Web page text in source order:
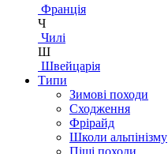
Франція
Ч
Чилі
Ш
Швейцарія
Типи
Зимові походи
Сходження
Фрірайд
Школи альпінізму
Піші походи